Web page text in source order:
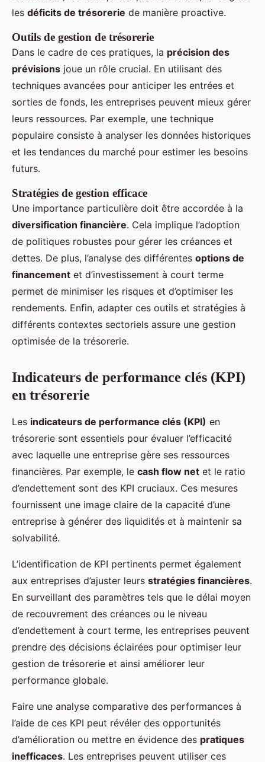
les déficits de trésorerie de manière proactive.
Outils de gestion de trésorerie
Dans le cadre de ces pratiques, la précision des
prévisions joue un rôle crucial. En utilisant des
techniques avancées pour anticiper les entrées et
sorties de fonds, les entreprises peuvent mieux gérer
leurs ressources. Par exemple, une technique
populaire consiste à analyser les données historiques
et les tendances du marché pour estimer les besoins
futurs.
Stratégies de gestion efficace
Une importance particulière doit être accordée à la
diversification financière. Cela implique l’adoption
de politiques robustes pour gérer les créances et
dettes. De plus, l’analyse des différentes options de
financement et d’investissement à court terme
permet de minimiser les risques et d’optimiser les
rendements. Enfin, adapter ces outils et stratégies à
différents contextes sectoriels assure une gestion
optimisée de la trésorerie.
Indicateurs de performance clés (KPI)
en trésorerie
Les indicateurs de performance clés (KPI) en
trésorerie sont essentiels pour évaluer l’efficacité
avec laquelle une entreprise gère ses ressources
financières. Par exemple, le cash flow net et le ratio
d’endettement sont des KPI cruciaux. Ces mesures
fournissent une image claire de la capacité d’une
entreprise à générer des liquidités et à maintenir sa
solvabilité.
L’identification de KPI pertinents permet également
aux entreprises d’ajuster leurs stratégies financières.
En surveillant des paramètres tels que le délai moyen
de recouvrement des créances ou le niveau
d’endettement à court terme, les entreprises peuvent
prendre des décisions éclairées pour optimiser leur
gestion de trésorerie et ainsi améliorer leur
performance globale.
Faire une analyse comparative des performances à
l’aide de ces KPI peut révéler des opportunités
d’amélioration ou mettre en évidence des pratiques
inefficaces. Les entreprises peuvent utiliser ces